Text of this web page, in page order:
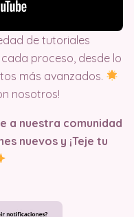
de tutoriales
proceso, desde lo
más avanzados.
nosotros!
a nuestra comunidad
nuevos y ¡Teje tu